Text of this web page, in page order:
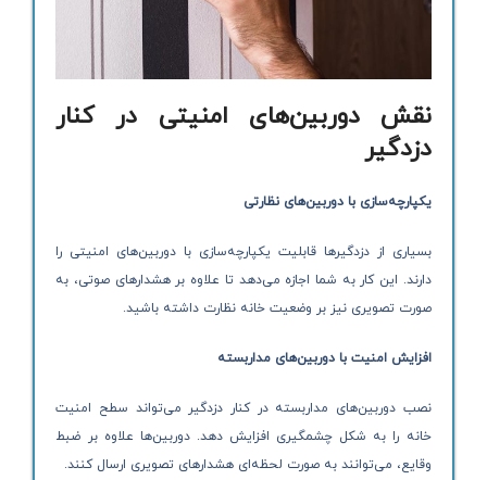
نقش دوربین‌های امنیتی در کنار
دزدگیر
یکپارچه‌سازی با دوربین‌های نظارتی
بسیاری از دزدگیرها قابلیت یکپارچه‌سازی با دوربین‌های امنیتی را
دارند. این کار به شما اجازه می‌دهد تا علاوه بر هشدارهای صوتی، به
صورت تصویری نیز بر وضعیت خانه نظارت داشته باشید.
افزایش امنیت با دوربین‌های مداربسته
نصب دوربین‌های مداربسته در کنار دزدگیر می‌تواند سطح امنیت
خانه را به شکل چشمگیری افزایش دهد. دوربین‌ها علاوه بر ضبط
وقایع، می‌توانند به صورت لحظه‌ای هشدارهای تصویری ارسال کنند.